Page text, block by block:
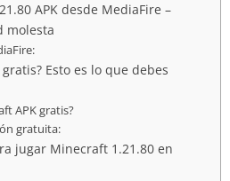
APK desde MediaFire –
molesta
Esto es lo que debes
APK gratis?
gratuita:
jugar Minecraft 1.21.80 en